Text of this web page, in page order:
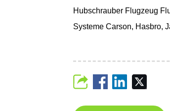
Hubschrauber Flugzeug
Systeme Carson, Hasbro,